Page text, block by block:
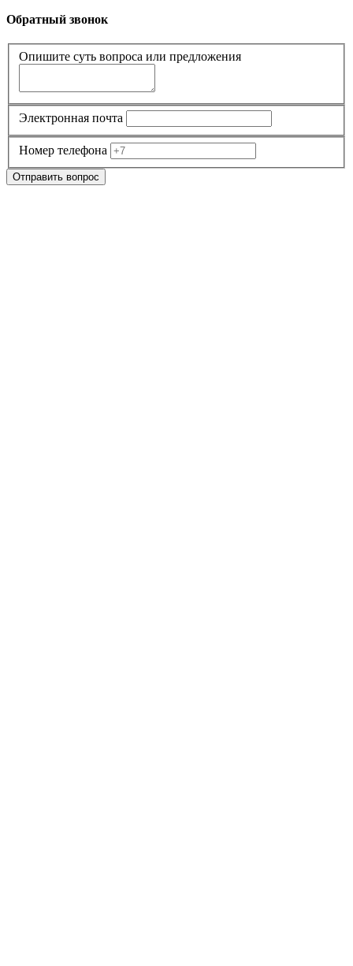
Обратный звонок
Опишите суть вопроса или предложения
Электронная почта
Номер телефона
Отправить вопрос